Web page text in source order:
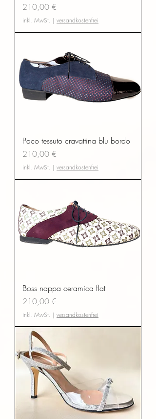
Preis
210,00 €
inkl. MwSt. | versandkostenfrei
Paco tessuto cravattina blu bordo
Preis
210,00 €
inkl. MwSt. | versandkostenfrei
Boss nappa ceramica flat
Preis
210,00 €
inkl. MwSt. | versandkostenfrei